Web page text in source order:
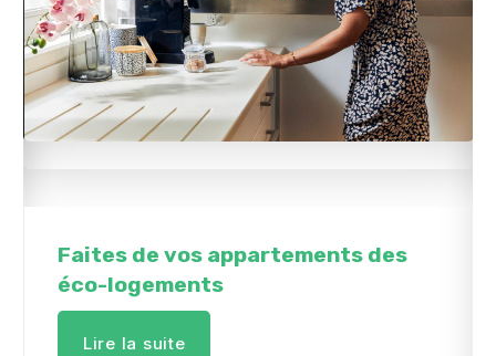
Faites de vos appartements des
éco-logements
Lire la suite